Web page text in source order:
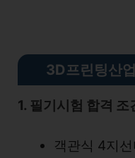
3D프린팅산
1. 필기시험 합격 조
객관식 4지